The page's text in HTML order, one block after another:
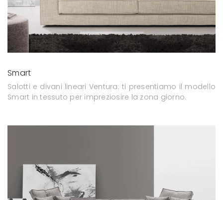
Smart
Salotti e divani lineari Ventura: ti presentiamo il modello
Smart in tessuto per impreziosire la zona giorno.